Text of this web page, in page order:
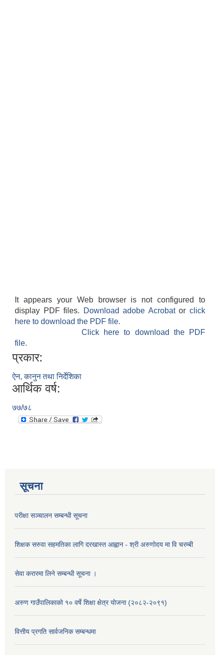
It appears your Web browser is not configured to
display PDF files.
Download adobe Acrobatorclick
here to download the PDF file.
Click here to download the PDF
file.
प्रकार:
ऐन, कानुन तथा निर्देशिका
आर्थिक वर्ष:
७७/७८
सूचना
परीक्षा सञ्चालन सम्बन्धी सूचना
शिक्षक सरुवा सहमतिका लागि दरखास्त आह्वान - श्री अरुणोदय मा वि चरम्बी
सेवा करारमा लिने सम्बन्धी सूचना ।
अरुण गाउँपालिकाको १० वर्षे शिक्षा क्षेत्र योजना (२०८२-२०९१)
वित्तीय प्रगति सार्वजनिक सम्बन्धमा